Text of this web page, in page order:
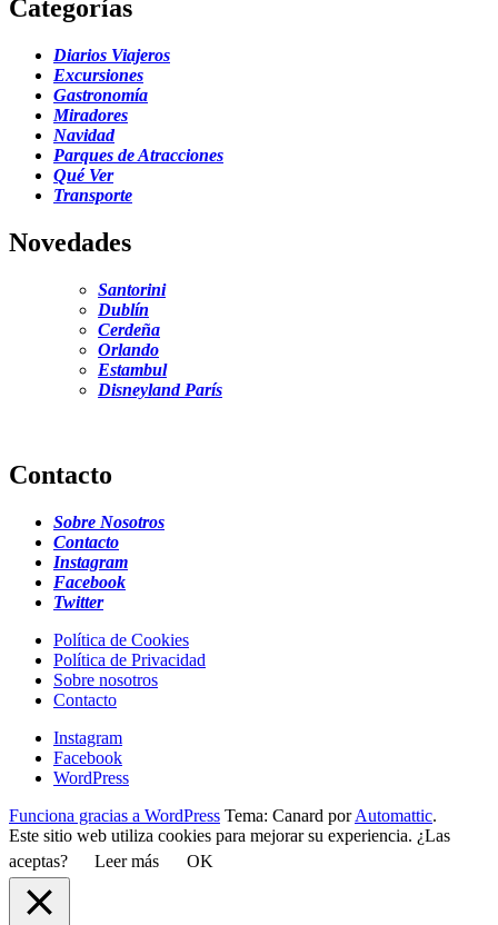
Categorías
Diarios Viajeros
Excursiones
Gastronomía
Miradores
Navidad
Parques de Atracciones
Qué Ver
Transporte
Novedades
Santorini
Dublín
Cerdeña
Orlando
Estambul
Disneyland París
Contacto
Sobre Nosotros
Contacto
Instagram
Facebook
Twitter
Política de Cookies
Política de Privacidad
Sobre nosotros
Contacto
Instagram
Facebook
WordPress
Funciona gracias a WordPress Tema: Canard porAutomattic.
Este sitio web utiliza cookies para mejorar su experiencia. ¿Las
aceptas?
Leer más OK